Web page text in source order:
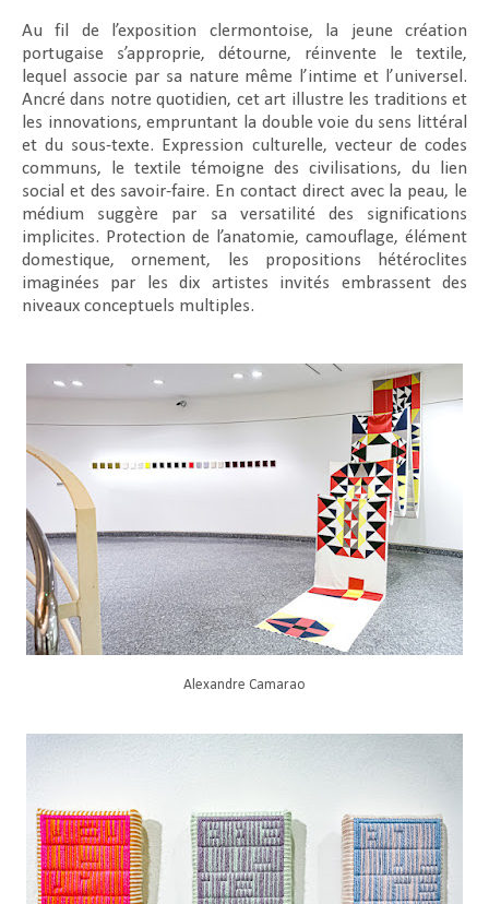
Au fil de l’exposition clermontoise, la jeune création
portugaise s’approprie, détourne, réinvente le textile,
lequel associe par sa nature même l’intime et l’universel.
Ancré dans notre quotidien, cet art illustre les traditions et
les innovations, empruntant la double voie du sens littéral
et du sous-texte. Expression culturelle, vecteur de codes
communs, le textile témoigne des civilisations, du lien
social et des savoir-faire. En contact direct avec la peau, le
médium suggère par sa versatilité des significations
implicites. Protection de l’anatomie, camouflage, élément
domestique, ornement, les propositions hétéroclites
imaginées par les dix artistes invités embrassent des
niveaux conceptuels multiples.
Alexandre Camarao